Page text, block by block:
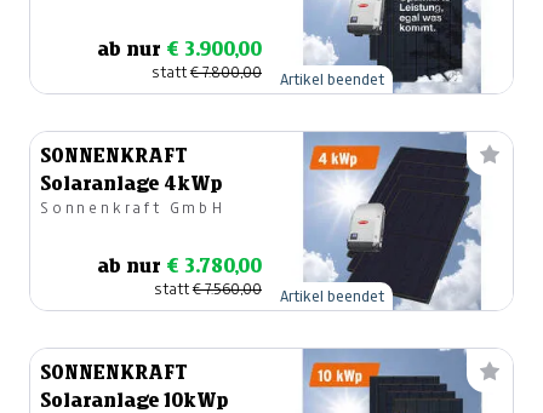
ab nur € 3.900,00
statt€ 7.800,00 Artikel beendet
SONNENKRAFT
Solaranlage 4kWp
Sonnenkraft GmbH
ab nur € 3.780,00
statt€ 7.560,00 Artikel beendet
SONNENKRAFT
Solaranlage 10kWp